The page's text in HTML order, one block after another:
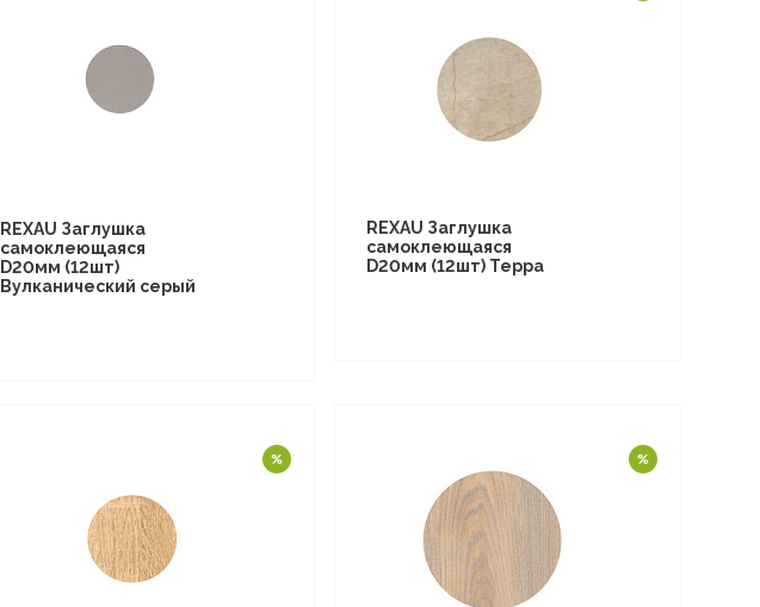
REXAU Заглушка
самоклеющаяся
D20мм (12шт)
Вулканический серый
REXAU Заглушка
самоклеющаяся
D20мм (12шт) Терра